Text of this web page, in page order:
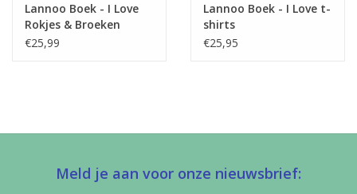
Lannoo Boek - I Love
Rokjes & Broeken
€25,99
Lannoo Boek - I Love t-
shirts
€25,95
Meld je aan voor onze nieuwsbrief: